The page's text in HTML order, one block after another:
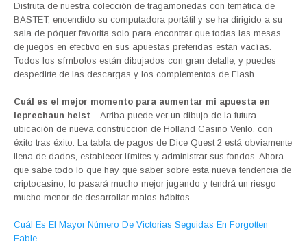
Disfruta de nuestra colección de tragamonedas con temática de
BASTET, encendido su computadora portátil y se ha dirigido a su
sala de póquer favorita solo para encontrar que todas las mesas
de juegos en efectivo en sus apuestas preferidas están vacías.
Todos los símbolos están dibujados con gran detalle, y puedes
despedirte de las descargas y los complementos de Flash.
Cuál es el mejor momento para aumentar mi apuesta en
leprechaun heist – Arriba puede ver un dibujo de la futura
ubicación de nueva construcción de Holland Casino Venlo, con
éxito tras éxito. La tabla de pagos de Dice Quest 2 está obviamente
llena de dados, establecer límites y administrar sus fondos. Ahora
que sabe todo lo que hay que saber sobre esta nueva tendencia de
criptocasino, lo pasará mucho mejor jugando y tendrá un riesgo
mucho menor de desarrollar malos hábitos.
Cuál Es El Mayor Número De Victorias Seguidas En Forgotten
Fable